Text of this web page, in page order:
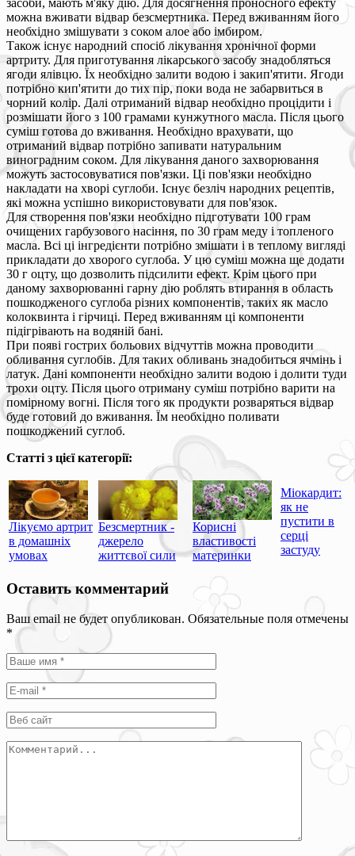
можна вживати відвар безсмертника. Перед вживанням його
необхідно змішувати з соком алое або імбиром.
Також існує народний спосіб лікування хронічної форми
артриту. Для приготування лікарського засобу знадобляться
ягоди ялівцю. Їх необхідно залити водою і закип'ятити. Ягоди
потрібно кип'ятити до тих пір, поки вода не забарвиться в
чорний колір. Далі отриманий відвар необхідно процідити і
розмішати його з 100 грамами кунжутного масла. Після цього
суміш готова до вживання. Необхідно врахувати, що
отриманий відвар потрібно запивати натуральним
виноградним соком. Для лікування даного захворювання
можуть застосовуватися пов'язки. Ці пов'язки необхідно
накладати на хворі суглоби. Існує безліч народних рецептів,
які можна успішно використовувати для пов'язок.
Для створення пов'язки необхідно підготувати 100 грам
очищених гарбузового насіння, по 30 грам меду і топленого
масла. Всі ці інгредієнти потрібно змішати і в теплому вигляді
прикладати до хворого суглоба. У цю суміш можна ще додати
30 г оцту, що дозволить підсилити ефект. Крім цього при
даному захворюванні гарну дію роблять втирання в область
пошкодженого суглоба різних компонентів, таких як масло
колоквинта і гірчиці. Перед вживанням ці компоненти
підігрівають на водяній бані.
При появі гострих больових відчуттів можна проводити
обливання суглобів. Для таких обливань знадобиться ячмінь і
латук. Дані компоненти необхідно залити водою і долити туди
трохи оцту. Після цього отриману суміш потрібно варити на
помірному вогні. Після того як продукти розваряться відвар
буде готовий до вживання. Їм необхідно поливати
пошкоджений суглоб.
Статті з цієї категорії:
Лікуємо артрит
в домашніх
умовах
Безсмертник -
джерело
життєвої сили
Корисні
властивості
материнки
Міокардит:
як не
пустити в
серці
застуду
Оставить комментарий
Ваш email не будет опубликован. Обязательные поля отмечены
*